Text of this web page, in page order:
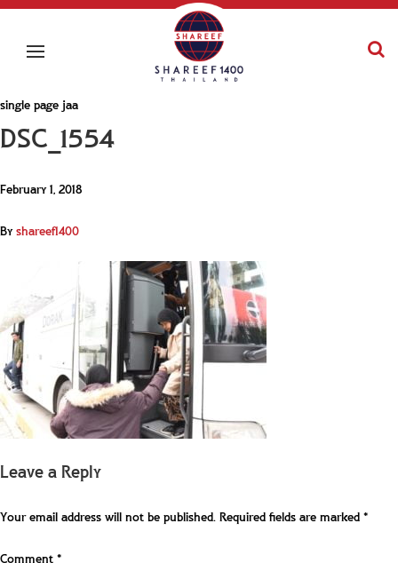
single page jaa
DSC_1554
February 1, 2018
Byshareef1400
Leave a Reply
Your email address will not be published.Required fields are marked*
Comment*